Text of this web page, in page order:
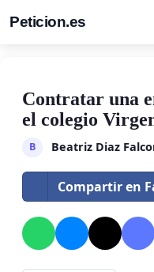
Peticion.es
Contratar una
el colegio
B Beatriz Diaz
Compartir en